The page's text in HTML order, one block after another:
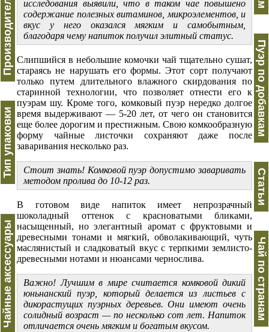
Производители чая
Тип упаковки
Чайные аксессуары
исследования выявили, что в таком чае повышено
содержание полезных витаминов, микроэлементов, и
вкус у него оказался мягким и самобытным,
благодаря чему напиток получил элитный статус.
Слипшийся в небольшие комочки чай тщательно сушат,
стараясь не нарушать его формы. Этот сорт получают
только путем длительного влажного скирдования по
старинной технологии, что позволяет отнести его к
пуэрам шу. Кроме того, комковый пуэр нередко долгое
время выдерживают — 5-20 лет, от чего он становится
еще более дорогим и престижным. Свою комкообразную
форму чайные листочки сохраняют даже после
заваривания несколько раз.
Стоит знать! Комковойпуэр допустимо заваривать
методом пролива до 10-12 раз.
В готовом виде напиток имеет непрозрачный
шоколадный оттенок с красноватыми бликами,
насыщенный, но элегантный аромат с фруктовыми и
древесными тонами и мягкий, обволакивающий, чуть
маслянистый и сладковатый вкус с терпкими землисто-
древесными нотами и нюансами чернослива.
Важно! Лучшим в мире считается комковой дикий
юньнанский пуэр, который делается из листьев с
дикорастущих пуэрных деревьев. Они имеют очень
солидный возраст — по несколько сот лет. Напиток
отличается очень мягким и богатым вкусом.
Пуэр по добавкам
Статьи
Чай по странам